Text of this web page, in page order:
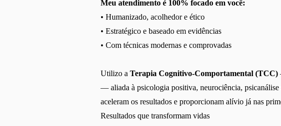
Meu atendimento é 100% focado em você:
• Humanizado, acolhedor e ético
• Estratégico e baseado em evidências
• Com técnicas modernas e comprovadas
Utilizo a Terapia Cognitivo-Comportamental (TCC)
— aliada à psicologia positiva, neurociência, psicanálise
aceleram os resultados e proporcionam alívio já nas
Resultados que transformam vidas